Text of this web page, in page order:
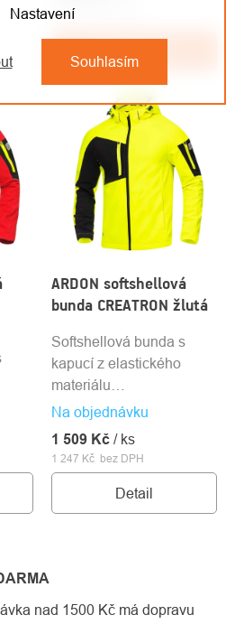
Nastavení
Souhlasím
2 645 Kč bez DPH
ARDON softshellová
bunda CREATRON žlutá
Na objednávku
1 247 Kč bez DPH
1 509 Kč / ks
Detail
Softshellová bunda s
kapucí z elastického
materiálu
ElasticTech®Flexi.
nad 1500 Kč má dopravu